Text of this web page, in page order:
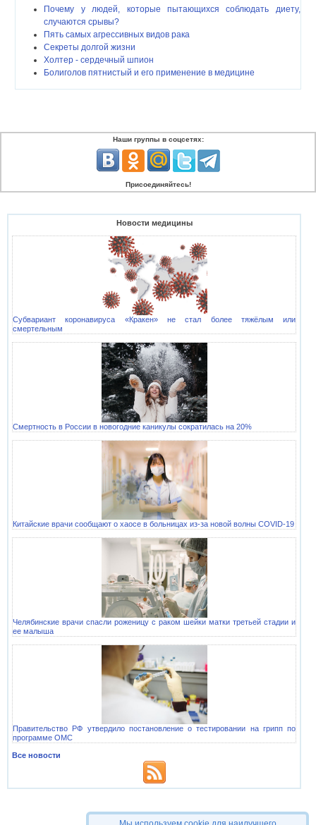
Почему у людей, которые пытающихся соблюдать диету,
случаются срывы?
Пять самых агрессивных видов рака
Секреты долгой жизни
Холтер - сердечный шпион
Болиголов пятнистый и его применение в медицине
Наши группы в соцсетях:
Присоединяйтесь!
Новости медицины
Субвариант коронавируса «Кракен» не стал более тяжёлым или
смертельным
Смертность в России в новогодние каникулы сократилась на 20%
Китайские врачи сообщают о хаосе в больницах из-за новой волны COVID-19
Челябинские врачи спасли роженицу с раком шейки матки третьей стадии и
ее малыша
Правительство РФ утвердило постановление о тестировании на грипп по
программе ОМС
Все новости
© 2006-2026Домашний доктор